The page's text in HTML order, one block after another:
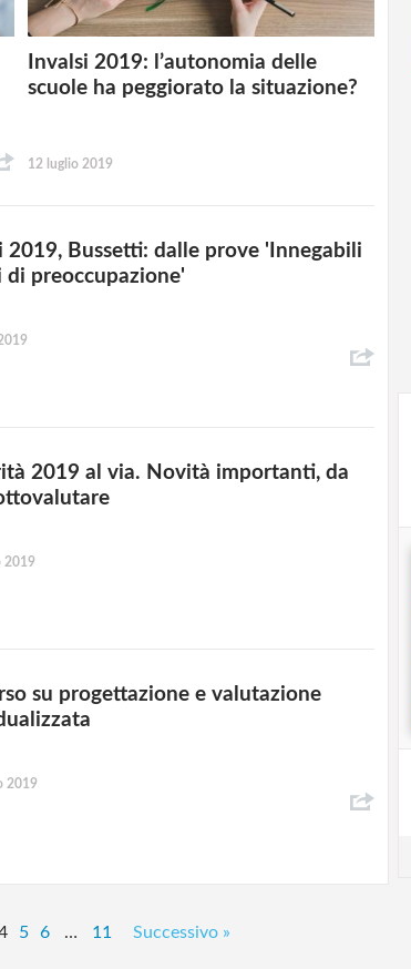
Invalsi 2019: l’autonomia delle
scuole ha peggiorato la situazione?
12 luglio 2019
2019, Bussetti: dalle prove 'Innegabili
di preoccupazione'
2019 al via. Novità importanti, da
2019
su progettazione e valutazione
2019
5 6 … 11 Successivo »